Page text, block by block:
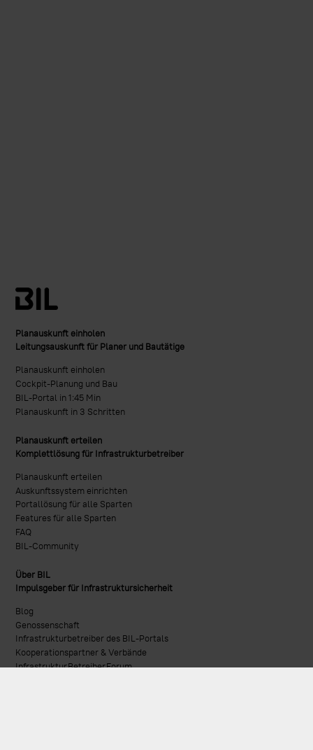
Planauskunft einholen
Leitungsauskunft für Planer und Bautätige
Planauskunft einholen
Cockpit-Planung und Bau
BIL-Portal in 1:45 Min
Planauskunft in 3 Schritten
Planauskunft erteilen
Komplettlösung für Infrastrukturbetreiber
Planauskunft erteilen
Auskunftssystem einrichten
Portallösung für alle Sparten
Features für alle Sparten
FAQ
BIL-Community
Über BIL
Impulsgeber für Infrastruktursicherheit
Blog
Genossenschaft
Infrastrukturbetreiber des BIL-Portals
Kooperationspartner & Verbände
Infrastruktur.Betreiber.Forum.